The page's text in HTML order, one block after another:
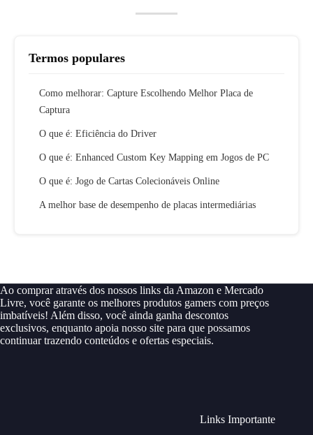
Termos populares
Como melhorar: Capture Escolhendo Melhor Placa de
Captura
O que é: Eficiência do Driver
O que é: Enhanced Custom Key Mapping em Jogos de PC
O que é: Jogo de Cartas Colecionáveis Online
A melhor base de desempenho de placas intermediárias
Ao comprar através dos nossos links da Amazon e Mercado
Livre, você garante os melhores produtos gamers com preços
imbatíveis! Além disso, você ainda ganha descontos
exclusivos, enquanto apoia nosso site para que possamos
continuar trazendo conteúdos e ofertas especiais.
Links Importante